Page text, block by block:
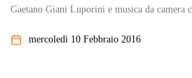
Gaetano Giani Luporini e musica da camera
mercoledì 10 Febbraio 2016